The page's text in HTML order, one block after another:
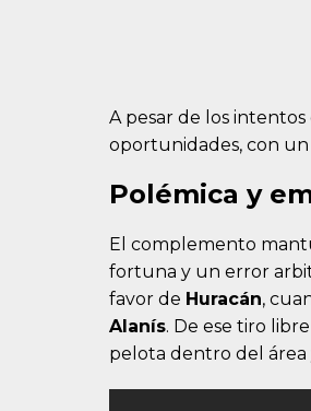
A pesar de los intentos
oportunidades, con un
Polémica y
El complemento
fortuna y un error
favor de Huracán,
Alanís. De ese tiro
pelota dentro del área